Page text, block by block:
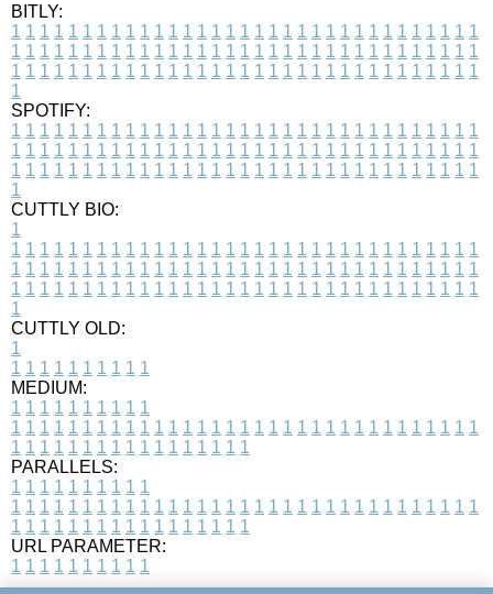
BITLY:
1 1 1 1 1 1 1 1 1 1 1 1 1 1 1 1 1 1 1 1 1 1 1 1 1 1 1 1 1 1 1 1 1
1 1 1 1 1 1 1 1 1 1 1 1 1 1 1 1 1 1 1 1 1 1 1 1 1 1 1 1 1 1 1 1 1
1 1 1 1 1 1 1 1 1 1 1 1 1 1 1 1 1 1 1 1 1 1 1 1 1 1 1 1 1 1 1 1 1
1
SPOTIFY:
1 1 1 1 1 1 1 1 1 1 1 1 1 1 1 1 1 1 1 1 1 1 1 1 1 1 1 1 1 1 1 1 1
1 1 1 1 1 1 1 1 1 1 1 1 1 1 1 1 1 1 1 1 1 1 1 1 1 1 1 1 1 1 1 1 1
1 1 1 1 1 1 1 1 1 1 1 1 1 1 1 1 1 1 1 1 1 1 1 1 1 1 1 1 1 1 1 1 1
1
CUTTLY BIO:
1
1 1 1 1 1 1 1 1 1 1 1 1 1 1 1 1 1 1 1 1 1 1 1 1 1 1 1 1 1 1 1 1 1
1 1 1 1 1 1 1 1 1 1 1 1 1 1 1 1 1 1 1 1 1 1 1 1 1 1 1 1 1 1 1 1 1
1 1 1 1 1 1 1 1 1 1 1 1 1 1 1 1 1 1 1 1 1 1 1 1 1 1 1 1 1 1 1 1 1
1
CUTTLY OLD:
1
1 1 1 1 1 1 1 1 1 1
MEDIUM:
1 1 1 1 1 1 1 1 1 1
1 1 1 1 1 1 1 1 1 1 1 1 1 1 1 1 1 1 1 1 1 1 1 1 1 1 1 1 1 1 1 1 1
1 1 1 1 1 1 1 1 1 1 1 1 1 1 1 1 1
PARALLELS:
1 1 1 1 1 1 1 1 1 1
1 1 1 1 1 1 1 1 1 1 1 1 1 1 1 1 1 1 1 1 1 1 1 1 1 1 1 1 1 1 1 1 1
1 1 1 1 1 1 1 1 1 1 1 1 1 1 1 1 1
URL PARAMETER:
1 1 1 1 1 1 1 1 1 1